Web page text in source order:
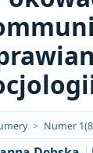
> Numer